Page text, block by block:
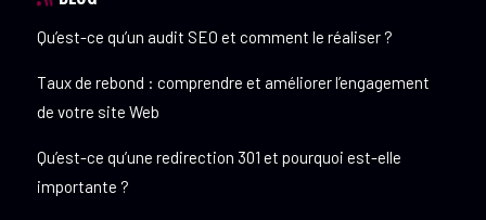
Qu’est-ce qu’un audit SEO et comment le réaliser ?
Taux de rebond : comprendre et améliorer l’engagement
de votre site Web
Qu’est-ce qu’une redirection 301 et pourquoi est-elle
importante ?